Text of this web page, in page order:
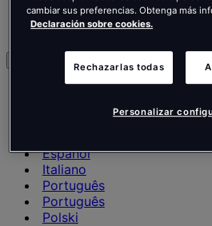
Português
Polski
English
Español
Italiano
Português
Português
Polski
cambiar sus preferencias. Obtenga más
Declaración sobre cookies.
Rechazarlas todas
Personalizar